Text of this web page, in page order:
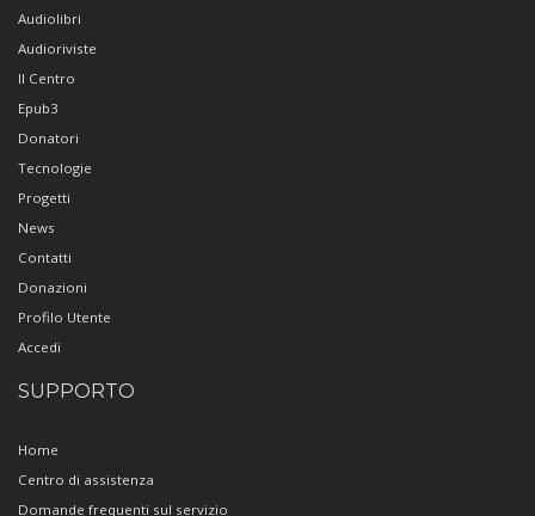
Audiolibri
Audioriviste
Il Centro
Epub3
Donatori
Tecnologie
Progetti
News
Contatti
Donazioni
Profilo Utente
Accedi
SUPPORTO
Home
Centro di assistenza
Domande frequenti sul servizio